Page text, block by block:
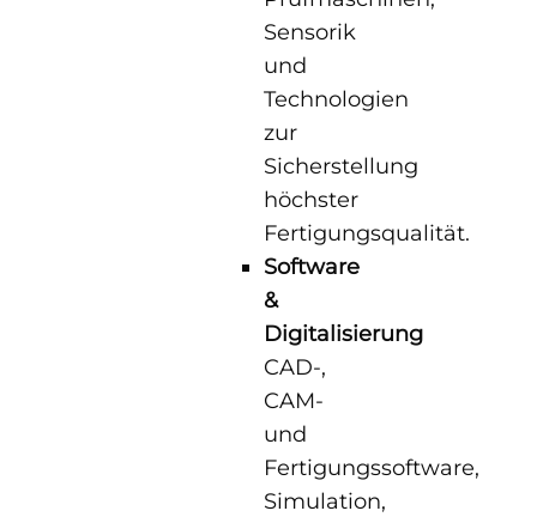
Sensorik
und
Technologien
zur
Sicherstellung
höchster
Fertigungsqualität.
Software
&
Digitalisierung
CAD-,
CAM-
und
Fertigungssoftware,
Simulation,